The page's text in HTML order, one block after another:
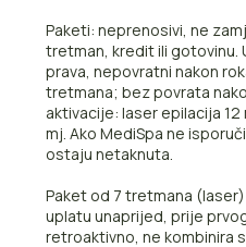
Paketi: neprenosivi, ne
tretman, kredit ili gotovinu.
prava, nepovratni nakon
tretmana; bez povrata
aktivacije: laser epilacija
mj. Ako MediSpa ne
ostaju netaknuta.
Paket od 7 tretmana
uplatu unaprijed, prije
retroaktivno, ne kombinira